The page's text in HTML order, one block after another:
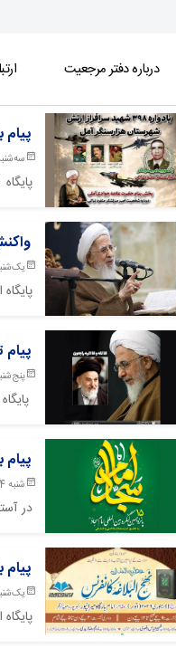
درباره دفتر مرجعیت
پیام به
سه‌شنبه 06 مرداد
یک‌شنبه 30
پنج‌شنبه 07
پیام
شنبه 04 بهمن 1404
در
یک‌شنبه 21 دی